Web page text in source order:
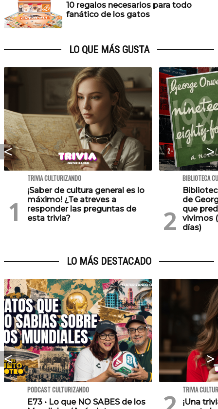
10 regalos necesarios para todo
fanático de los gatos
LO QUE MÁS GUSTA
TRIVIA CULTURIZANDO
¡Saber de cultura general es lo
máximo! ¿Te atreves a
responder las preguntas de
esta trivia?
BIBLIOTECA
de
que
vivimos
días)
LO MÁS DESTACADO
PODCAST CULTURIZANDO
E73 • Lo que NO SABES de los
TRIVIA
¡Una